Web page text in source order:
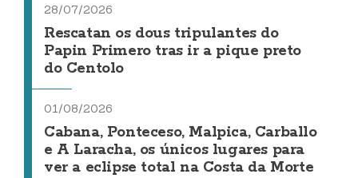
28/07/2026
Rescatan os dous tripulantes do
Papin Primero tras ir a pique preto
do Centolo
01/08/2026
Cabana, Ponteceso, Malpica, Carballo
e A Laracha, os únicos lugares para
ver a eclipse total na Costa da Morte